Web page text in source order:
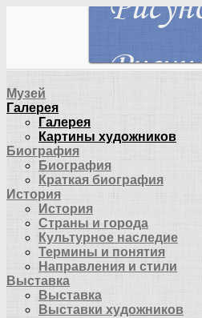
Музей
Галерея
Галерея
Картины художников
Биография
Биография
Краткая биография
История
История
Страны и города
Культурное наследие
Термины и понятия
Направления и стили
Выставка
Выставка
Выставки художников